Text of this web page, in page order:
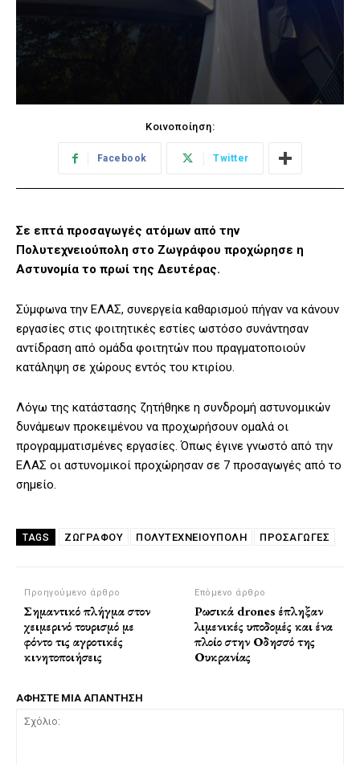
Κοινοποίηση:
Facebook Twitter
Σε επτά προσαγωγές ατόμων από την
Πολυτεχνειούπολη στο Ζωγράφου προχώρησε η
Αστυνομία το πρωί της Δευτέρας.
Σύμφωνα την ΕΛΑΣ, συνεργεία καθαρισμού πήγαν να κάνουν
εργασίες στις φοιτητικές εστίες ωστόσο συνάντησαν
αντίδραση από ομάδα φοιτητών που πραγματοποιούν
κατάληψη σε χώρους εντός του κτιρίου.
Λόγω της κατάστασης ζητήθηκε η συνδρομή αστυνομικών
δυνάμεων προκειμένου να προχωρήσουν ομαλά οι
προγραμματισμένες εργασίες. Όπως έγινε γνωστό από την
ΕΛΑΣ οι αστυνομικοί προχώρησαν σε 7 προσαγωγές από το
σημείο.
TAGS ΖΩΓΡΆΦΟΥ ΠΟΛΥΤΕΧΝΕΙΟΎΠΟΛΗ ΠΡΟΣΑΓΩΓΈΣ
Προηγούμενο άρθρο
Σημαντικό πλήγμα στον
χειμερινό τουρισμό με
φόντο τις αγροτικές
κινητοποιήσεις
Επόμενο άρθρο
Ρωσικά drones έπληξαν
λιμενικές υποδομές και ένα
πλοίο στην Οδησσό της
Ουκρανίας
ΑΦΗΣΤΕ ΜΙΑ ΑΠΑΝΤΗΣΗ